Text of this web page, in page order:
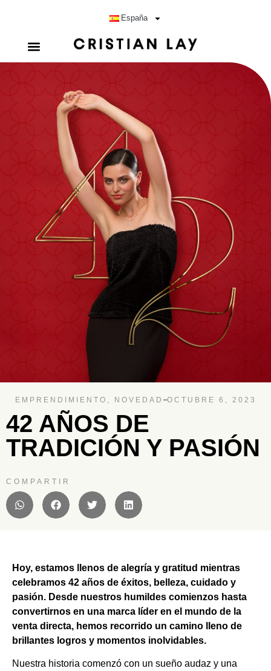
España
EMPRENDIMIENTO , NOVEDAD OCTUBRE 6, 2023
42 AÑOS DE
TRADICIÓN Y PASIÓN
COMPARTIR
Hoy, estamos llenos de alegría y gratitud mientras
celebramos 42 años de éxitos, belleza, cuidado y
pasión. Desde nuestros humildes comienzos hasta
convertirnos en una marca líder en el mundo de la
venta directa, hemos recorrido un camino lleno de
brillantes logros y momentos inolvidables.
Nuestra historia comenzó con un sueño audaz y una